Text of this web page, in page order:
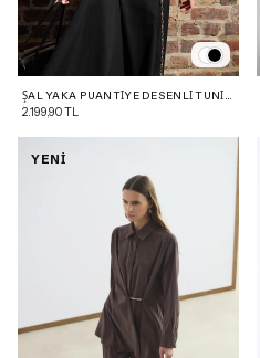
ŞAL YAKA PUANTIYE DESENLI TUNIK
BEYAZ
2.199,90 TL
YENİ